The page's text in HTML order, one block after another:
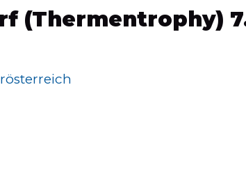
(Thermentrophy)